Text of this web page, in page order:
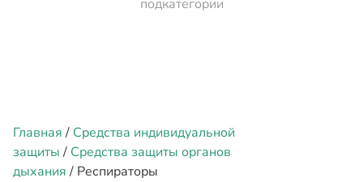
подкатегории
Главная/ Средства индивидуальной
защиты/ Средства защиты органов
дыхания/ Респираторы